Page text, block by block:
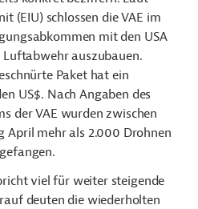
(EIU) schlossen die VAE im
mit den USA
auszubauen.
Paket hat ein
US$. Nach Angaben des
der VAE wurden zwischen
April mehr als 2.000 Drohnen
viel für weiter steigende
deuten die wiederholten